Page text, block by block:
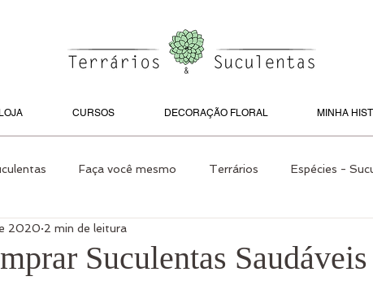
LOJA CURSOS DECORAÇÃO FLORAL MINHA
Faça você mesmo Terrários Espécies -
Internos Jardins
Suculentas Saudáveis
2020 2 min de leitura